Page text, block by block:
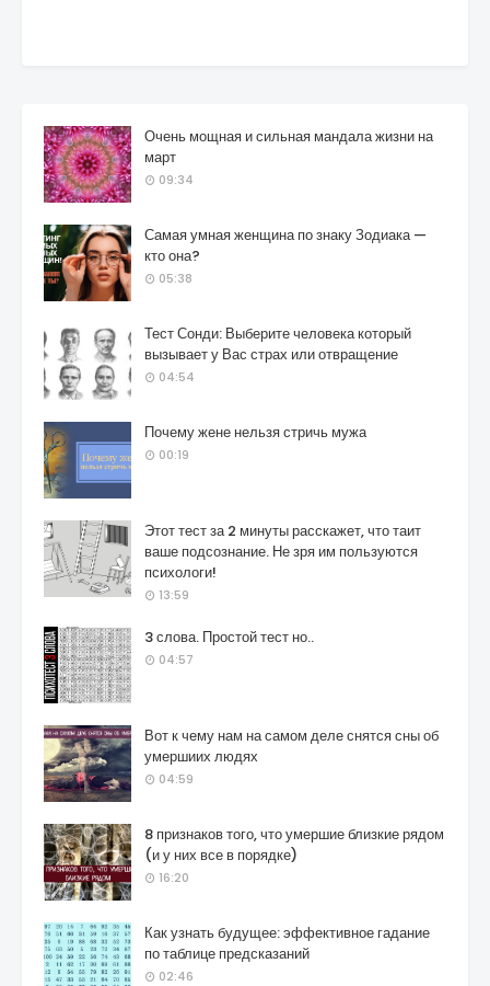
Очень мощная и сильная мандала жизни на
март
09:34
Самая умная женщина по знаку Зодиака —
кто она?
05:38
Тест Сонди: Выберите человека который
вызывает у Вас страх или отвращение
04:54
Почему жене нельзя стричь мужа
00:19
Этот тест за 2 минуты расскажет, что таит
ваше подсознание. Не зря им пользуются
психологи!
13:59
3 слова. Простой тест но..
04:57
Вот к чему нам на самом деле снятся сны об
умершиих людях
04:59
8 признаков того, что умершие близкие рядом
(и у них все в порядке)
16:20
Как узнать будущее: эффективное гадание
по таблице предсказаний
02:46